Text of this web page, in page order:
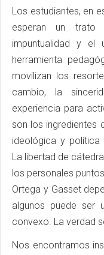
Los estudiantes, en
esperan un trato
impuntualidad y el
herramienta
movilizan los
cambio, la
experiencia para
son los ingredientes
ideológica y política
La libertad de
los personales
Ortega y Gasset
algunos puede ser
convexo. La verdad
Nos encontramos